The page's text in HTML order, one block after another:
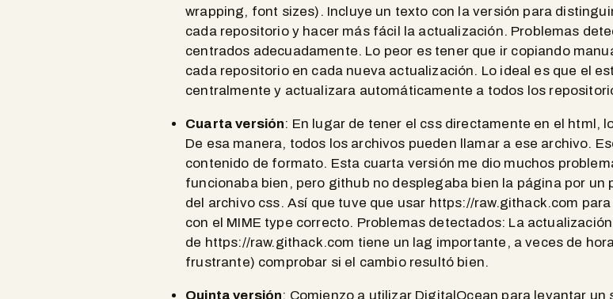
wrapping, font sizes). Incluye un texto con la versión para
cada repositorio y hacer más fácil la actualización. Problemas
centrados adecuadamente. Lo peor es tener que ir copiando
cada repositorio en cada nueva actualización. Lo ideal es que el
centralmente y actualizara automáticamente a todos los
Cuarta versión: En lugar de tener el css directamente en el html,
De esa manera, todos los archivos pueden llamar a ese archivo.
contenido de formato. Esta cuarta versión me dio muchos
funcionaba bien, pero github no desplegaba bien la página por un
del archivo css. Así que tuve que usar https://raw.githack.com
con el MIME type correcto. Problemas detectados: La
de https://raw.githack.com tiene un lag importante, a veces de
frustrante) comprobar si el cambio resultó bien.
Quinta versión: Comienzo a utilizar DigitalOcean para levantar